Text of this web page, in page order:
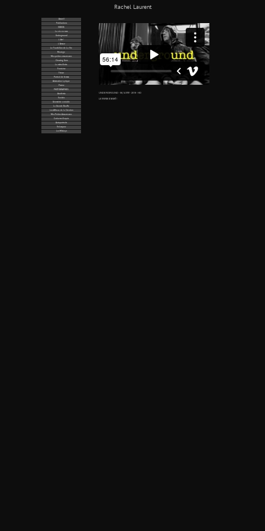
Rachel Laurent
Accueil
Publications
VIDÉOS
La vie en rose
Underground
L’Art !
L'Amour
Le Tourbillon de La Vie
Manège
Mes petites amoureuses
Chewing Gum
La mitraillette
Fontaine
Trésor
Portrait de femme
Abstraction Lyrique
Piscine
PHOTOGRAPHIES
Académia
Vanités
Géométrie variable
La Grande Bouffe
Les Affreux de la Création
Mes Petites Amoureuses
Cadavres Exquis
Autoportraits
Velasquez
Les Mickeys
UNDERGROUND - 56,14 min - 2019 - HD
Le monde d’avant !